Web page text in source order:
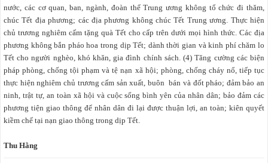
nước, các cơ quan, ban, ngành, đoàn thể Trung ương không tổ chức đi thăm,
chúc Tết địa phương; các địa phương không chúc Tết Trung ương. Thực hiện
chủ trương nghiêm cấm tặng quà Tết cho cấp trên dưới mọi hình thức. Các địa
phương không bắn pháo hoa trong dịp Tết; dành thời gian và kinh phí chăm lo
Tết cho người nghèo, khó khăn, gia đình chính sách. (4) Tăng cường các biện
pháp phòng, chống tội phạm và tệ nạn xã hội; phòng, chống cháy nổ, tiếp tục
thực hiện nghiêm chủ trương cấm sản xuất, buôn bán và đốt pháo; đảm bảo an
ninh, trật tự, an toàn xã hội và cuộc sống bình yên của nhân dân; bảo đảm các
phương tiện giao thông để nhân dân đi lại được thuận lợi, an toàn; kiên quyết
kiềm chế tại nạn giao thông trong dịp Tết.
Thu Hằng